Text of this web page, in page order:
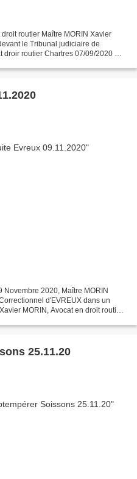
MORIN Xavier
le Tribunal judiciaire de
routier Chartres 07/09/2020 Me
2020, Maître MORIN
d'EVREUX dans un
MORIN, Avocat en droit routier
25.11.20